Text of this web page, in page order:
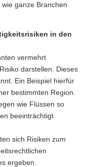
ganze Branchen
in den
vermehrt
darstellen. Dieses
Ein Beispiel hierfür
bestimmten Region.
wie Flüssen so
beeinträchtigt
sich Risiken zum
ergeben.